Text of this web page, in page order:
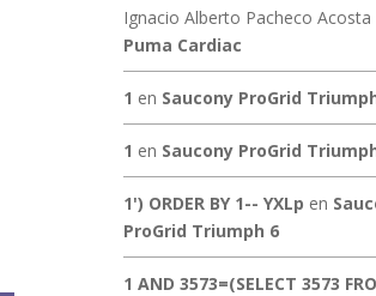
Ignacio Alberto Pacheco Acosta
Puma Cardiac
1 en Saucony ProGrid
1 en Saucony ProGrid
1') ORDER BY 1-- YXLp en
ProGrid Triumph 6
1 AND 3573=(SELECT 3573